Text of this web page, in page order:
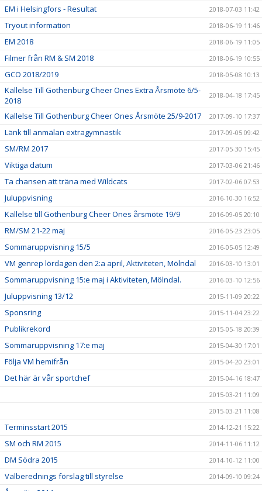
EM i Helsingfors - Resultat 2018-07-03 11:42
Tryout information 2018-06-19 11:46
EM 2018 2018-06-19 11:05
Filmer från RM & SM 2018 2018-06-19 10:55
GCO 2018/2019 2018-05-08 10:13
Kallelse Till Gothenburg Cheer Ones Extra Årsmöte 6/5-
2018
2018-04-18 17:45
Kallelse Till Gothenburg Cheer Ones Årsmöte 25/9-2017 2017-09-10 17:37
Länk till anmälan extragymnastik 2017-09-05 09:42
SM/RM 2017 2017-05-30 15:45
Viktiga datum 2017-03-06 21:46
Ta chansen att träna med Wildcats 2017-02-06 07:53
Juluppvisning 2016-10-30 16:52
Kallelse till Gothenburg Cheer Ones årsmöte 19/9 2016-09-05 20:10
RM/SM 21-22 maj 2016-05-23 23:05
Sommaruppvisning 15/5 2016-05-05 12:49
VM genrep lördagen den 2:a april, Aktiviteten, Mölndal 2016-03-10 13:01
Sommaruppvisning 15:e maj i Aktiviteten, Mölndal. 2016-03-10 12:56
Juluppvisning 13/12 2015-11-09 20:22
Sponsring 2015-11-04 23:22
Publikrekord 2015-05-18 20:39
Sommaruppvisning 17:e maj 2015-04-30 17:01
Följa VM hemifrån 2015-04-20 23:01
Det här är vår sportchef
2015-04-16 18:47
2015-03-21 11:09
2015-03-21 11:08
Terminsstart 2015 2014-12-21 15:22
SM och RM 2015 2014-11-06 11:12
DM Södra 2015 2014-10-12 11:00
Valberednings förslag till styrelse 2014-09-10 09:24
Årsmöte 2014